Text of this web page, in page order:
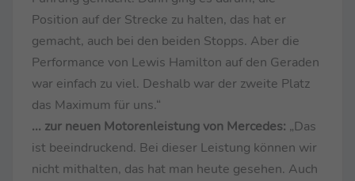
Position auf der Strecke zu halten, das hat er
gemacht, auch bei den beiden Stopps. Aber die
Performance von Lewis Hamilton auf den Geraden
war einfach zu viel. Deshalb war der zweite Platz
das Maximum für uns.“
... zur neuen Motorenleistung von Mercedes: „Das
ist beeindruckend. Bei dieser Leistung können wir
nicht mithalten, das hat man heute gesehen. Auch